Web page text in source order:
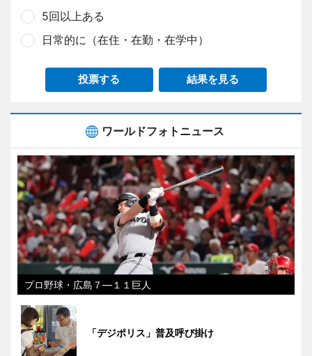
5回以上ある
日常的に（在住・在勤・在学中）
投票する 結果を見る
ワールドフォトニュース
プロ野球・広島７―１１巨人
「デジポリス」普及呼び掛け